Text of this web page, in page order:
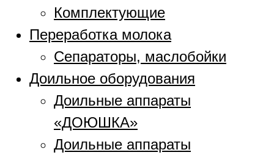
Комплектующие
Переработка молока
Сепараторы, маслобойки
Доильное оборудования
Доильные аппараты
«ДОЮШКА»
Доильные аппараты